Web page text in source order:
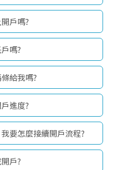
戶嗎?
嗎?
給我嗎?
進度?
要怎麼接續開戶流程?
戶?